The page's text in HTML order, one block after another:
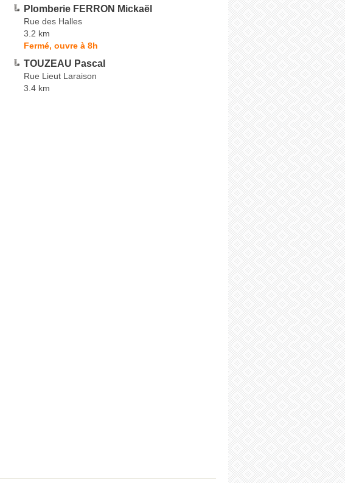
Plomberie FERRON Mickaël
Rue des Halles
3.2 km
Fermé, ouvre à 8h
TOUZEAU Pascal
Rue Lieut Laraison
3.4 km